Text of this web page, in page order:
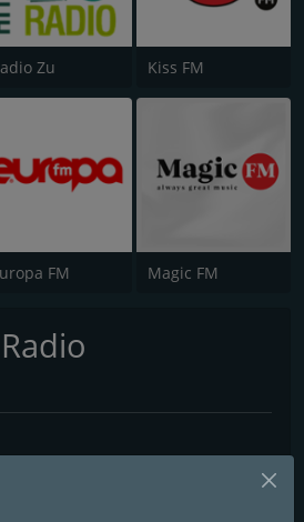
Zu Kiss FM
FM Magic FM